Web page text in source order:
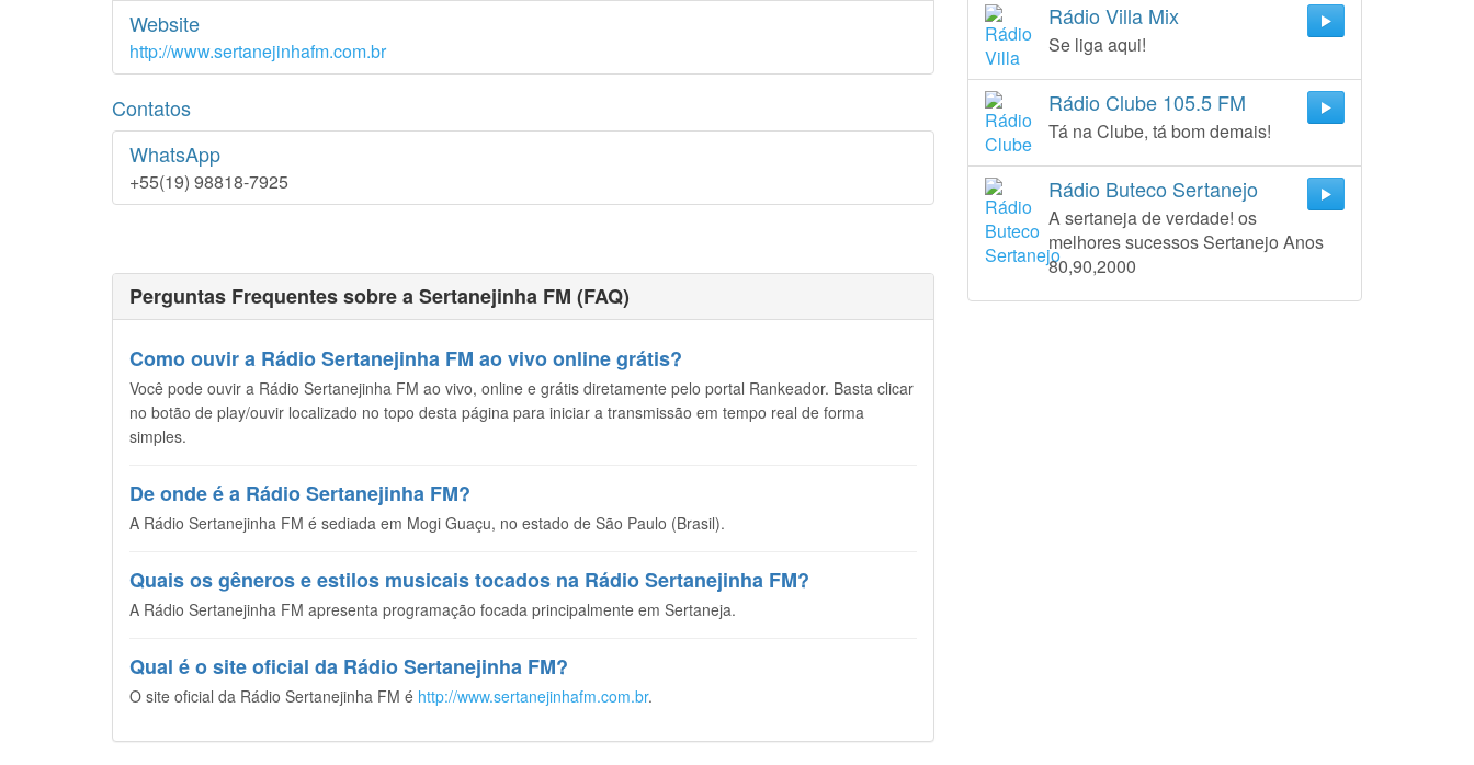
Website
http://www.sertanejinhafm.com.br
Contatos
WhatsApp
+55(19) 98818-7925
Perguntas Frequentes sobre a Sertanejinha FM (FAQ)
Como ouvir a Rádio Sertanejinha FM ao vivo online grátis?
Você pode ouvir a Rádio Sertanejinha FM ao vivo, online e grátis diretamente pelo portal Rankeador. Basta clicar
no botão de play/ouvir localizado no topo desta página para iniciar a transmissão em tempo real de forma
simples.
De onde é a Rádio Sertanejinha FM?
A Rádio Sertanejinha FM é sediada em Mogi Guaçu, no estado de São Paulo (Brasil).
Quais os gêneros e estilos musicais tocados na Rádio Sertanejinha FM?
A Rádio Sertanejinha FM apresenta programação focada principalmente em Sertaneja.
Qual é o site oficial da Rádio Sertanejinha FM?
O site oficial da Rádio Sertanejinha FM é http://www.sertanejinhafm.com.br.
Rádio Villa Mix
Se liga aqui!
Rádio Clube 105.5 FM
Tá na Clube, tá bom demais!
Rádio Buteco Sertanejo
A sertaneja de verdade! os
melhores sucessos Sertanejo Anos
80,90,2000